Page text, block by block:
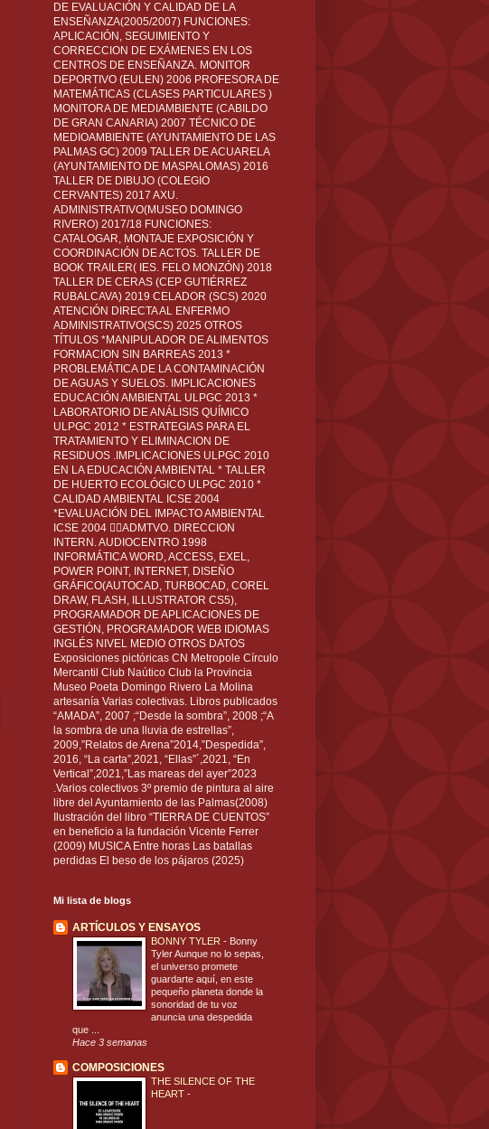
DE EVALUACIÓN Y CALIDAD DE LA
ENSEÑANZA(2005/2007) FUNCIONES:
APLICACIÓN, SEGUIMIENTO Y
CORRECCION DE EXÁMENES EN LOS
CENTROS DE ENSEÑANZA. MONITOR
DEPORTIVO (EULEN) 2006 PROFESORA DE
MATEMÁTICAS (CLASES PARTICULARES )
MONITORA DE MEDIAMBIENTE (CABILDO
DE GRAN CANARIA) 2007 TÉCNICO DE
MEDIOAMBIENTE (AYUNTAMIENTO DE LAS
PALMAS GC) 2009 TALLER DE ACUARELA
(AYUNTAMIENTO DE MASPALOMAS) 2016
TALLER DE DIBUJO (COLEGIO
CERVANTES) 2017 AXU.
ADMINISTRATIVO(MUSEO DOMINGO
RIVERO) 2017/18 FUNCIONES:
CATALOGAR, MONTAJE EXPOSICIÓN Y
COORDINACIÓN DE ACTOS. TALLER DE
BOOK TRAILER( IES. FELO MONZÓN) 2018
TALLER DE CERAS (CEP GUTIÉRREZ
RUBALCAVA) 2019 CELADOR (SCS) 2020
ATENCIÓN DIRECTA AL ENFERMO
ADMINISTRATIVO(SCS) 2025 OTROS
TÍTULOS *MANIPULADOR DE ALIMENTOS
FORMACION SIN BARREAS 2013 *
PROBLEMÁTICA DE LA CONTAMINACIÓN
DE AGUAS Y SUELOS. IMPLICACIONES
EDUCACIÓN AMBIENTAL ULPGC 2013 *
LABORATORIO DE ANÁLISIS QUÍMICO
ULPGC 2012 * ESTRATEGIAS PARA EL
TRATAMIENTO Y ELIMINACION DE
RESIDUOS .IMPLICACIONES ULPGC 2010
EN LA EDUCACIÓN AMBIENTAL * TALLER
DE HUERTO ECOLÓGICO ULPGC 2010 *
CALIDAD AMBIENTAL ICSE 2004
*EVALUACIÓN DEL IMPACTO AMBIENTAL
ICSE 2004 ADMTVO. DIRECCION
INTERN. AUDIOCENTRO 1998
INFORMÁTICA WORD, ACCESS, EXEL,
POWER POINT, INTERNET, DISEÑO
GRÁFICO(AUTOCAD, TURBOCAD, COREL
DRAW, FLASH, ILLUSTRATOR CS5),
PROGRAMADOR DE APLICACIONES DE
GESTIÓN, PROGRAMADOR WEB IDIOMAS
INGLÉS NIVEL MEDIO OTROS DATOS
Exposiciones pictóricas CN Metropole Círculo
Mercantil Club Naútico Club la Provincia
Museo Poeta Domingo Rivero La Molina
artesanía Varias colectivas. Libros publicados
“AMADA”, 2007 ;“Desde la sombra”, 2008 ;“A
la sombra de una lluvia de estrellas”,
2009,”Relatos de Arena”2014,”Despedida”,
2016, “La carta”,2021, “Ellas”´,2021, “En
Vertical”,2021,”Las mareas del ayer”2023
.Varios colectivos 3º premio de pintura al aire
libre del Ayuntamiento de las Palmas(2008)
Ilustración del libro “TIERRA DE CUENTOS”
en beneficio a la fundación Vicente Ferrer
(2009) MUSICA Entre horas Las batallas
perdidas El beso de los pájaros (2025)
Mi lista de blogs
ARTÍCULOS Y ENSAYOS
BONNY TYLER - Bonny
Tyler Aunque no lo sepas,
el universo promete
guardarte aquí, en este
pequeño planeta donde la
sonoridad de tu voz
anuncia una despedida
que ...
Hace 3 semanas
COMPOSICIONES
THE SILENCE OF THE
HEART -